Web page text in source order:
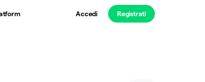
Accedi Registrati